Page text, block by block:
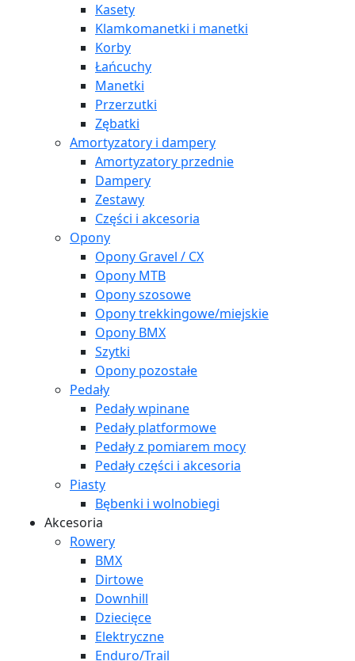
Kasety
Klamkomanetki i manetki
Korby
Łańcuchy
Manetki
Przerzutki
Zębatki
Amortyzatory i dampery
Amortyzatory przednie
Dampery
Zestawy
Części i akcesoria
Opony
Opony Gravel / CX
Opony MTB
Opony szosowe
Opony trekkingowe/miejskie
Opony BMX
Szytki
Opony pozostałe
Pedały
Pedały wpinane
Pedały platformowe
Pedały z pomiarem mocy
Pedały części i akcesoria
Piasty
Bębenki i wolnobiegi
Akcesoria
Rowery
BMX
Dirtowe
Downhill
Dziecięce
Elektryczne
Enduro/Trail